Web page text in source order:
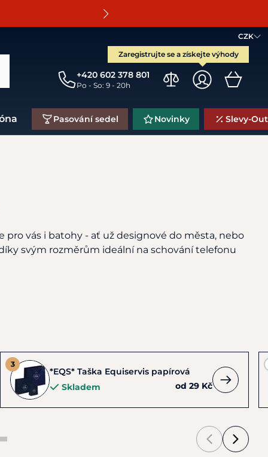
CZK
Zaregistrujte se a získejte výhody
+420 602 378 801
Po - So: 9 - 20h
Pasování sedel Novinky Slevy-
vás i batohy - ať už designové do města, nebo
svým rozměrům ideální na schování telefonu
*EQS* Taška Equiservis papírová
Skladem
od 29 Kč